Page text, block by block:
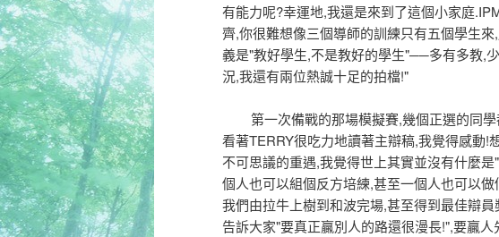
有能力呢?幸運地,我還是來到了這個小家庭
齊,你很難想像三個導師的訓練只有五個學生
義是"教好學生,不是教好的學生"──多有多教,
況,我還有兩位熱誠十足的拍檔!"
第一次備戰的那場模擬賽,幾個正選的同學
看著TERRY很吃力地讀著主辯稿,我覺得感動!
不可思議的重遇,我覺得世上其實並沒有什麼
個人也可以組個反方培練,甚至一個人也可以
我們由拉牛上樹到和波完場,甚至得到最佳辯
告訴大家"要真正贏別人的路還很漫長!",要贏